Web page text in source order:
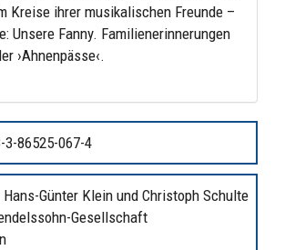
Kreise ihrer musikalischen Freunde –
Unsere Fanny. Familienerinnerungen
›Ahnenpässe‹.
3-86525-067-4
Hans-Günter Klein und Christoph Schulte
Gesellschaft